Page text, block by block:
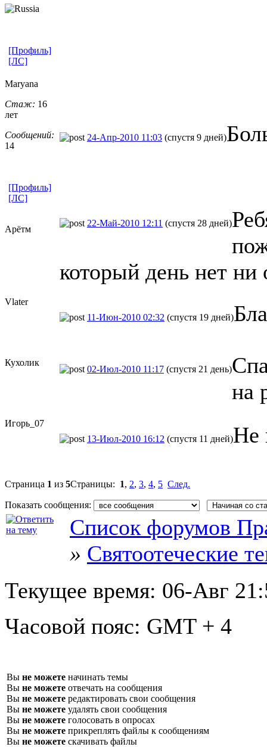
[Профиль]
[ЛС]
Maryana
Стаж: 16
лет
Сообщений:
14
24-Апр-2010 11:03 (спустя 9 дней)
[Профиль]
[ЛС]
Арётм
22-Май-2010 12:11 (спустя 28 дней)
который день нет
Vlater
11-Июн-2010 02:32 (спустя 19 дней)
Кухолик
02-Июл-2010 11:17 (спустя 21 день)
на
Игорь_07
13-Июл-2010 16:12 (спустя 11 дней)Не
Страница 1 из 5Страницы: 1, 2, 3, 4, 5 След.
Показать сообщения:
Список форумов
» Святоотеческие
Текущее время: 06-Авг
Часовой пояс: GMT + 4
Вы не можете начинать темы
Вы не можете отвечать на сообщения
Вы не можете редактировать свои сообщения
Вы не можете удалять свои сообщения
Вы не можете голосовать в опросах
Вы не можете прикреплять файлы к сообщениям
Вы не можете скачивать файлы